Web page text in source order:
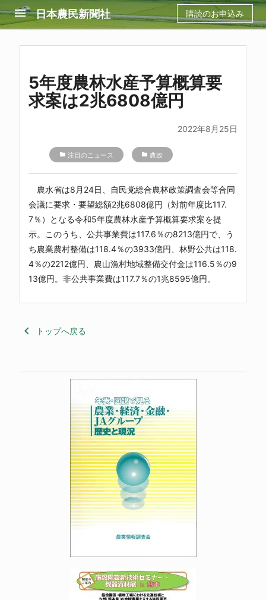
menu 日本農民新聞社 購読のお申込み
5年度農林水産予算概算要
求案は2兆6808億円
2022年8月25日
folder 注目のニュース folder 農政
農水省は8月24日、自民党総合農林政策調査会等合同
会議に要求・要望総額2兆6808億円（対前年度比117.
7％）となる令和5年度農林水産予算概算要求案を提
示。このうち、公共事業費は117.6％の8213億円で、う
ち農業農村整備は118.4％の3933億円、林野公共は118.
4％の2212億円、農山漁村地域整備交付金は116.5％の9
13億円。非公共事業費は117.7％の1兆8595億円。
keyboard_arrow_left トップへ戻る